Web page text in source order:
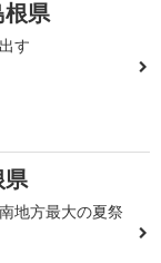
根県
す
県
地方最大の夏祭